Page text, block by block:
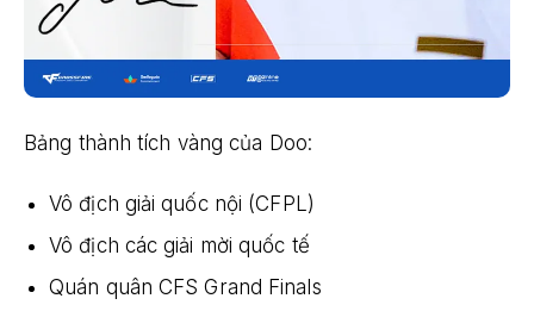
Bảng thành tích vàng của Doo:
Vô địch giải quốc nội (CFPL)
Vô địch các giải mời quốc tế
Quán quân CFS Grand Finals